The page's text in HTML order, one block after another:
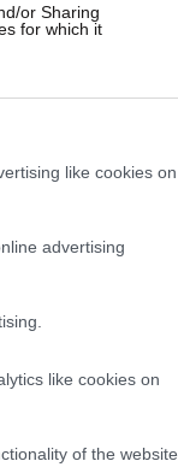
or Sharing
for which it
like cookies on
advertising
like cookies on
of the website
βγάζει
και